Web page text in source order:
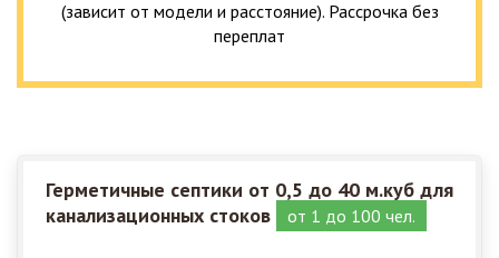
(зависит от модели и расстояние). Рассрочка без
переплат
Герметичные септики от 0,5 до 40 м.куб для
канализационных стоков
от 1 до 100 чел.